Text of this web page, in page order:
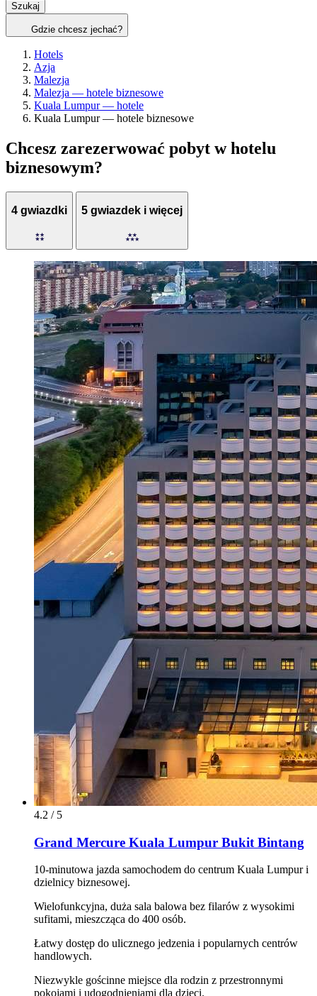
Szukaj
Gdzie chcesz jechać?
Hotels
Azja
Malezja
Malezja — hotele biznesowe
Kuala Lumpur — hotele
Kuala Lumpur — hotele biznesowe
Chcesz zarezerwować pobyt w hotelu
biznesowym?
4 gwiazdki 5 gwiazdek i więcej
4.2 / 5
Grand Mercure Kuala Lumpur Bukit Bintang
10-minutowa jazda samochodem do centrum Kuala Lumpur i
dzielnicy biznesowej.
Wielofunkcyjna, duża sala balowa bez filarów z wysokimi
sufitami, mieszcząca do 400 osób.
Łatwy dostęp do ulicznego jedzenia i popularnych centrów
handlowych.
Niezwykle gościnne miejsce dla rodzin z przestronnymi
pokojami i udogodnieniami dla dzieci.